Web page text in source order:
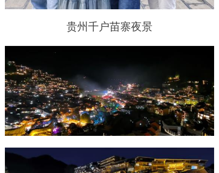
贵州千户苗寨夜景